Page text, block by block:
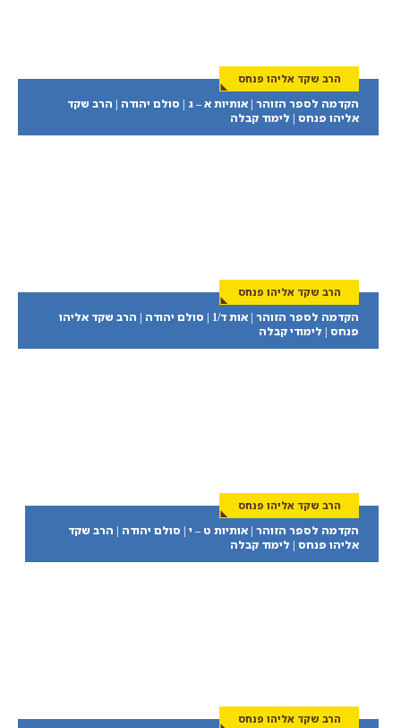
הרב שקד אליהו פנחס
הקדמה לספר הזוהר | אותיות א – ג | סולם יהודה | הרב שקד
אליהו פנחס | לימוד קבלה
הרב שקד אליהו פנחס
הקדמה לספר הזוהר | אות ד/1 | סולם יהודה | הרב שקד אליהו
פנחס | לימודי קבלה
הרב שקד אליהו פנחס
הקדמה לספר הזוהר | אותיות ט – י | סולם יהודה | הרב שקד
אליהו פנחס | לימוד קבלה
הרב שקד אליהו פנחס